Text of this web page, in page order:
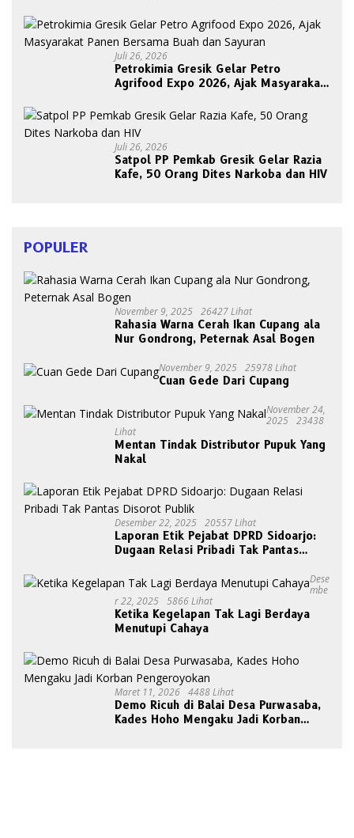
Juli 26, 2026
Petrokimia Gresik Gelar Petro
Agrifood Expo 2026, Ajak Masyarakat
Juli 26, 2026
Satpol PP Pemkab Gresik Gelar Razia
Kafe, 50 Orang Dites Narkoba dan HIV
POPULER
November 9, 2025 26427 Lihat
Rahasia Warna Cerah Ikan Cupang ala
Nur Gondrong, Peternak Asal Bogen
November 9, 2025 25978 Lihat
Cuan Gede Dari Cupang
November 24,
2025 23438
Lihat
Mentan Tindak Distributor Pupuk Yang
Nakal
Desember 22, 2025 20557 Lihat
Laporan Etik Pejabat DPRD Sidoarjo:
Dugaan Relasi Pribadi Tak Pantas
Dese
Mbe
R 22, 2025 5866 Lihat
Ketika Kegelapan Tak Lagi Berdaya
Menutupi Cahaya
Maret 11, 2026 4488 Lihat
Demo Ricuh di Balai Desa Purwasaba,
Kades Hoho Mengaku Jadi Korban